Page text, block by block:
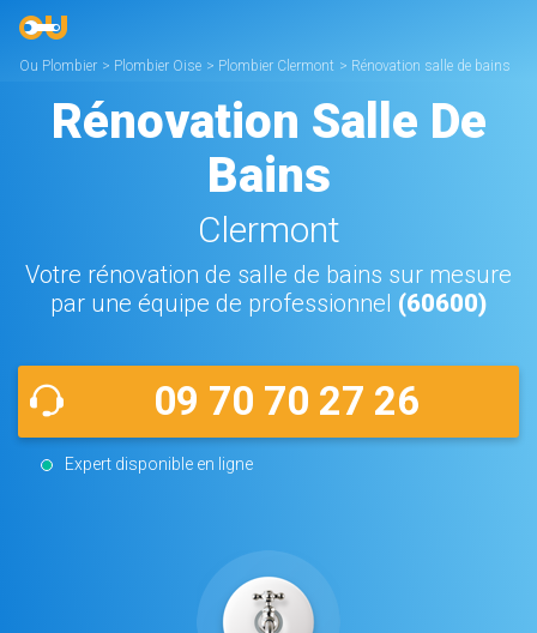
Ou Plombier > Plombier Oise > Plombier Clermont > Rénovation salle de bains
Rénovation Salle De
Bains
Clermont
Votre rénovation de salle de bains sur mesure
par une équipe de professionnel (60600)
09 70 70 27 26
Expert disponible en ligne